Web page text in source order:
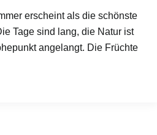
erscheint als die schönste
Tage sind lang, die Natur ist
angelangt. Die Früchte